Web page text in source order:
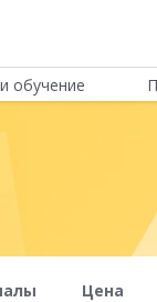
обучение
Цена